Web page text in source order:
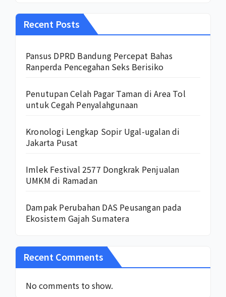
Recent Posts
Pansus DPRD Bandung Percepat Bahas
Ranperda Pencegahan Seks Berisiko
Penutupan Celah Pagar Taman di Area Tol
untuk Cegah Penyalahgunaan
Kronologi Lengkap Sopir Ugal-ugalan di
Jakarta Pusat
Imlek Festival 2577 Dongkrak Penjualan
UMKM di Ramadan
Dampak Perubahan DAS Peusangan pada
Ekosistem Gajah Sumatera
Recent Comments
No comments to show.